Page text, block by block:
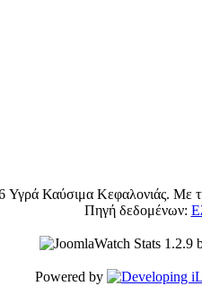
Καύσιμα Κεφαλονιάς. Με
Πηγή δεδομένων:
Powered by